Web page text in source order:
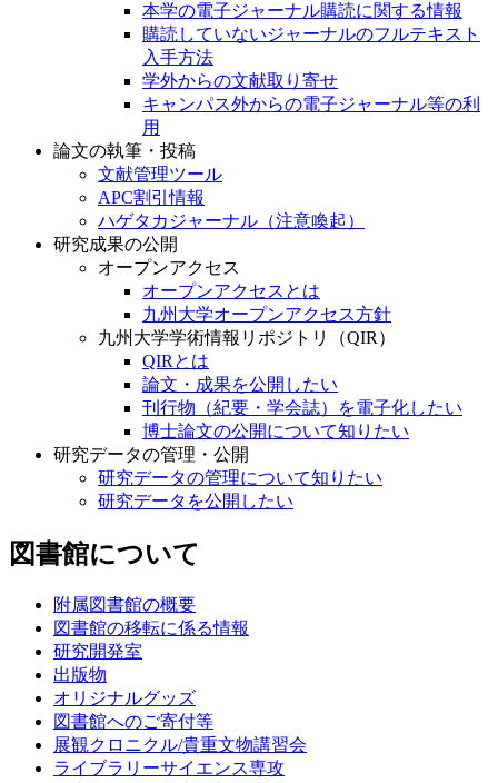
本学の電子ジャーナル購読に関する情報
購読していないジャーナルのフルテキスト
入手方法
学外からの文献取り寄せ
キャンパス外からの電子ジャーナル等の利
用
論文の執筆・投稿
文献管理ツール
APC割引情報
ハゲタカジャーナル（注意喚起）
研究成果の公開
オープンアクセス
オープンアクセスとは
九州大学オープンアクセス方針
九州大学学術情報リポジトリ（QIR）
QIRとは
論文・成果を公開したい
刊行物（紀要・学会誌）を電子化したい
博士論文の公開について知りたい
研究データの管理・公開
研究データの管理について知りたい
研究データを公開したい
図書館について
附属図書館の概要
図書館の移転に係る情報
研究開発室
出版物
オリジナルグッズ
図書館へのご寄付等
展観クロニクル/貴重文物講習会
ライブラリーサイエンス専攻